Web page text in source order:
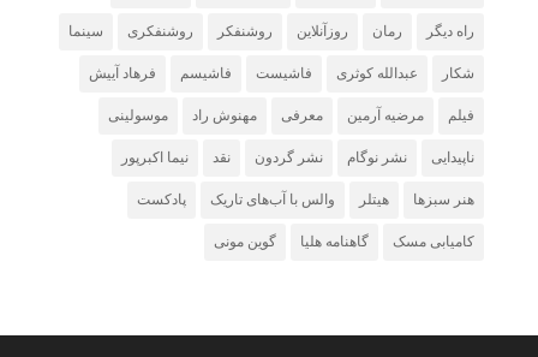
راه دیگر رمان روزآنلاین روشنفکر روشنفکری سینما
شکار عبدالله کوثری فاشیست فاشیسم فرهاد آییش
فیلم مرضیه آرمین معرفی مهنوش راد موسولینی
ناپیدایی نشر نوگام نشر گردون نقد نیما اکبرپور
هنر سبزها هیتلر والس با آب‌های تاریک پادکست
کامیابی مسک گاهنامه هلیا گوین مونی